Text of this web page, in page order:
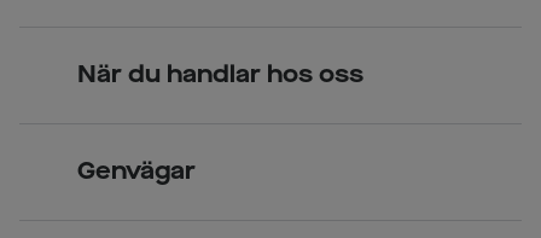
När du handlar hos oss
Genvägar